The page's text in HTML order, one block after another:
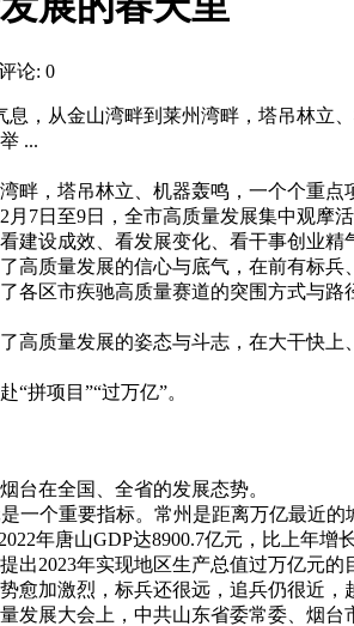
论: 0
息，从金山湾畔到莱州湾畔，塔吊林
...
畔，塔吊林立、机器轰鸣，一个个重点
7日至9日，全市高质量发展集中观摩
建设成效、看发展变化、看干事创业精
高质量发展的信心与底气，在前有标兵
各区市疾驰高质量赛道的突围方式与
高质量发展的姿态与斗志，在大干快
拼项目”“过万亿”。
台在全国、全省的发展态势。
一个重要指标。常州是距离万亿最近
年唐山GDP达8900.7亿元，比上年
出2023年实现地区生产总值过万亿元
愈加激烈，标兵还很远，追兵仍很近
发展大会上，中共山东省委常委、烟